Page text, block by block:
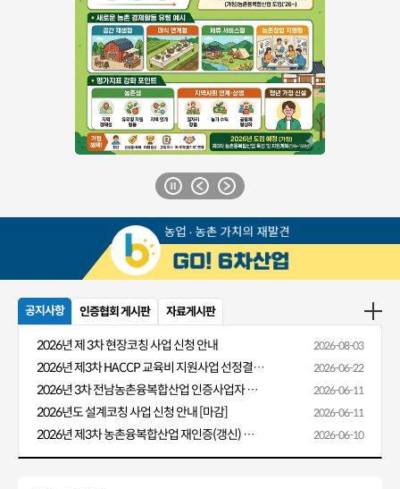
공지사항 인증협회 게시판 자료게시판
2026년 제 3차 현장코칭 사업 신청 안내 2026-08-03
2026년 제3차 HACCP 교육비 지원사업 선정결과 알림 2026-06-22
2026년 3차 전남농촌융복합산업 인증사업자 HACCP 교육비 지원 안내 2026-06-11
2026년도 설계코칭 사업 신청 안내 [마감] 2026-06-11
2026년 제3차 농촌융복합산업 재인증(갱신) 신청 안내 2026-06-10